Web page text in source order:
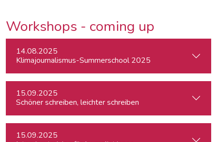
Workshops - coming up
14.08.2025
Klimajournalismus-Summerschool 2025
15.09.2025
Schöner schreiben, leichter schreiben
15.09.2025